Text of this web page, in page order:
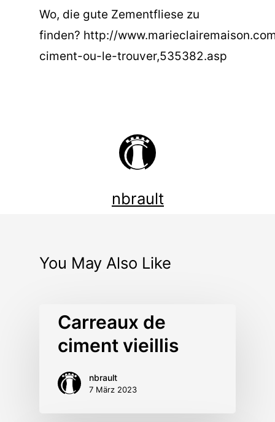
Wo, die gute Zementfliese zu
finden? http://
ciment-ou-le-trouver,535382.asp
nbrault
You May Also Like
Carreaux de
ciment vieillis
nbrault
7 März 2023